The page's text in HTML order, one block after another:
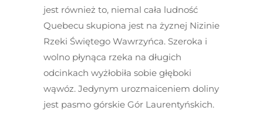
jest również to, niemal cała ludność
Quebecu skupiona jest na żyznej Nizinie
Rzeki Świętego Wawrzyńca. Szeroka i
wolno płynąca rzeka na długich
odcinkach wyżłobiła sobie głęboki
wąwóz. Jedynym urozmaiceniem doliny
jest pasmo górskie Gór Laurentyńskich.